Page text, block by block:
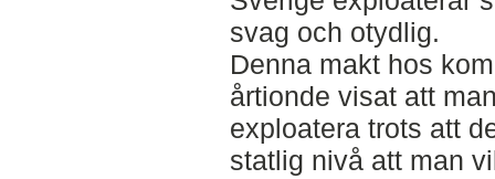
svag och otydlig.
Denna makt hos
årtionde visat att
exploatera trots att
statlig nivå att man